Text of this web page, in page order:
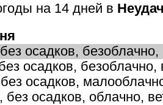
на 14 дней
осадков, безоблачно,
осадков, безоблачно,
осадков,
осадков, облачно,